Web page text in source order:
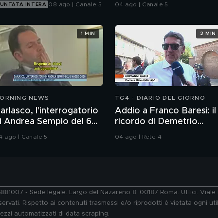
INTERA 08 ago | Canale 5 04 ago | Canale 5
NEWS
l'interrogatorio
Andrea Sempio del 6
2026
ago | Canale 5
1 MIN
TG4 - DIARIO DEL GIORNO
Addio a Franco Baresi: il
ricordo di Demetrio
Albertini, Clarence
04 ago | Rete 4
2 MIN
- Sede legale: Largo del Nazareno 8, 00187 Roma. Uffici:
Rispetto ai contenuti trasmessi e/o riprodotti è vietata ogni
automatizzati di data scraping.